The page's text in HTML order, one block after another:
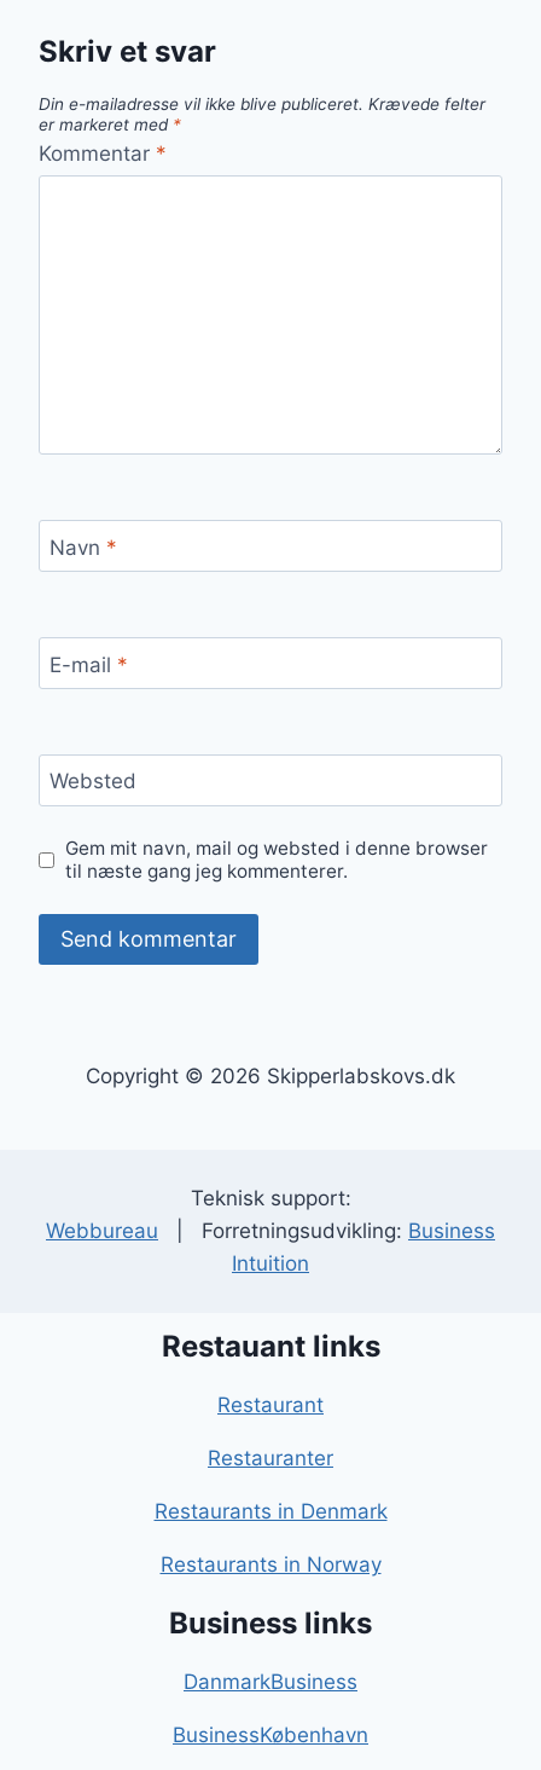
Skriv et svar
Din e-mailadresse vil ikke blive publiceret. Krævede felter
er markeret med *
Kommentar *
Navn *
E-mail *
Websted
Gem mit navn, mail og websted i denne browser
til næste gang jeg kommenterer.
Copyright © 2026 Skipperlabskovs.dk
Teknisk support:
Webbureau | Forretningsudvikling: Business
Intuition
Restauant links
Restaurant
Restauranter
Restaurants in Denmark
Restaurants in Norway
Business links
DanmarkBusiness
BusinessKøbenhavn